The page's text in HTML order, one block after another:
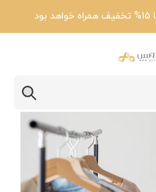
مانتو و نکاتی که خانم‌ها باید بدانند؟!